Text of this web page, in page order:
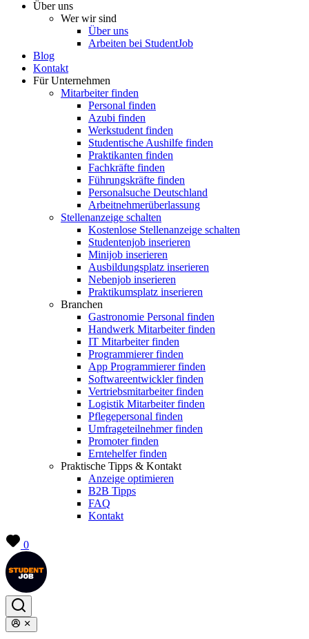
Über uns
Wer wir sind
Über uns
Arbeiten bei StudentJob
Blog
Kontakt
Für Unternehmen
Mitarbeiter finden
Personal finden
Azubi finden
Werkstudent finden
Studentische Aushilfe finden
Praktikanten finden
Fachkräfte finden
Führungskräfte finden
Personalsuche Deutschland
Arbeitnehmerüberlassung
Stellenanzeige schalten
Kostenlose Stellenanzeige schalten
Studentenjob inserieren
Minijob inserieren
Ausbildungsplatz inserieren
Nebenjob inserieren
Praktikumsplatz inserieren
Branchen
Gastronomie Personal finden
Handwerk Mitarbeiter finden
IT Mitarbeiter finden
Programmierer finden
App Programmierer finden
Softwareentwickler finden
Vertriebsmitarbeiter finden
Logistik Mitarbeiter finden
Pflegepersonal finden
Umfrageteilnehmer finden
Promoter finden
Erntehelfer finden
Praktische Tipps & Kontakt
Anzeige optimieren
B2B Tipps
FAQ
Kontakt
0